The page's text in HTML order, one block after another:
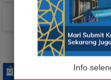
Info
TikTok